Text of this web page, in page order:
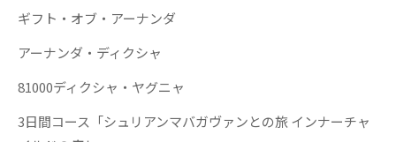
ギフト・オブ・アーナンダ
アーナンダ・ディクシャ
81000ディクシャ・ヤグニャ
3日間コース「シュリアンマバガヴァンとの旅 インナーチャ